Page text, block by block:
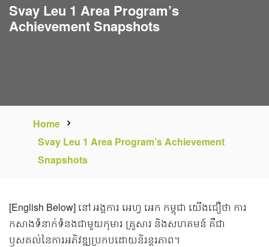
Svay Leu 1 Area Program’s
Achievement Snapshots
Home
Svay Leu 1 Area Program’s Achievement
Snapshots
[English Below] នៅ អង្គការ អេហ្វ អេក កម្ពុជា យើងជឿថា ការ
កសាងទំនាក់ទំនងជាមួយកុមារ គ្រួសារ និងសហគមន៍ គឺជា
ឫសគល់នៃការអភិវឌ្ឍប្រកបដោយនិរន្តរភាព។